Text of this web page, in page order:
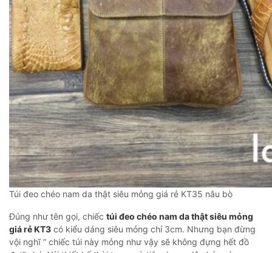
Túi đeo chéo nam da thật siêu mỏng giá rẻ KT35 nâu bò
Đúng như tên gọi, chiếc túi đeo chéo nam da thật siêu mỏng
giá rẻ KT3 có kiểu dáng siêu mỏng chỉ 3cm. Nhưng bạn đừng
vội nghĩ ” chiếc túi này mỏng như vậy sẽ không đựng hết đồ